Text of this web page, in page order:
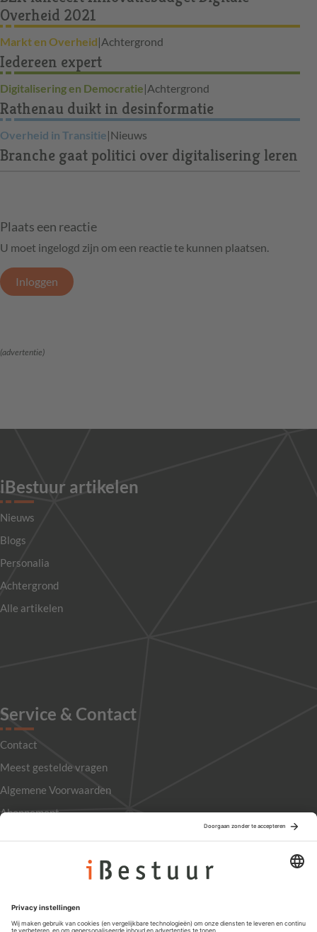
Overheid 2021
Markt en Overheid|Achtergrond
Iedereen expert
Digitalisering en Democratie|Achtergrond
Rathenau duikt in desinformatie
Overheid in Transitie|Nieuws
Branche gaat politici over digitalisering leren
Plaats een reactie
U moet ingelogd zijn om een reactie te kunnen plaatsen.
Inloggen
(advertentie)
iBestuur artikelen
Nieuws
Blogs
Personalia
Achtergrond
Alle artikelen
Service & Contact
Contact
Meest gestelde vragen
Algemene Voorwaarden
Abonnement
Privacyinstellingen